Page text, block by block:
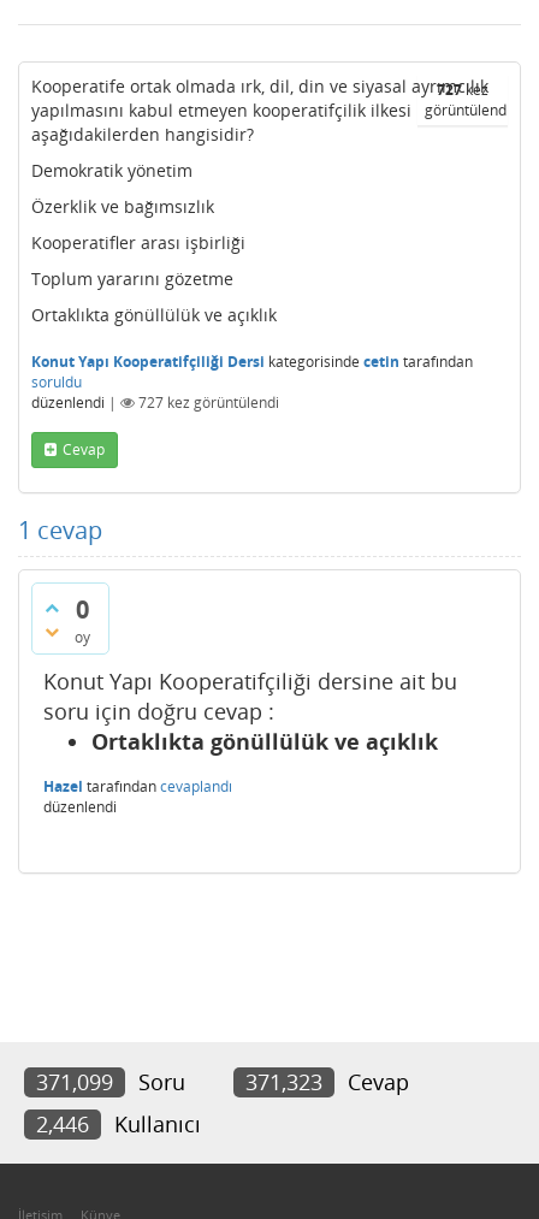
727kez
görüntülendi
Kooperatife ortak olmada ırk, dil, din ve siyasal ayrımcılık
yapılmasını kabul etmeyen kooperatifçilik ilkesi
aşağıdakilerden hangisidir?
Demokratik yönetim
Özerklik ve bağımsızlık
Kooperatifler arası işbirliği
Toplum yararını gözetme
Ortaklıkta gönüllülük ve açıklık
Konut Yapı Kooperatifçiliği Dersi kategorisinde cetin tarafından
soruldu
düzenlendi | 727 kez görüntülendi
Cevap
1 cevap
0
oy
Konut Yapı Kooperatifçiliği dersine ait bu
soru için doğru cevap :
Ortaklıkta gönüllülük ve açıklık
Hazel tarafındancevaplandı
düzenlendi
371,099 Soru 371,323
Cevap
2,446
Kullanıcı
İletişim Künye